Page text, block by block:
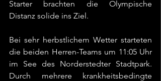
Starter brachten die Olympische
Distanz solide ins Ziel.
Bei sehr herbstlichem Wetter starteten
die beiden Herren-Teams um 11:05 Uhr
im See des Norderstedter Stadtpark.
Durch mehrere krankheitsbedingte